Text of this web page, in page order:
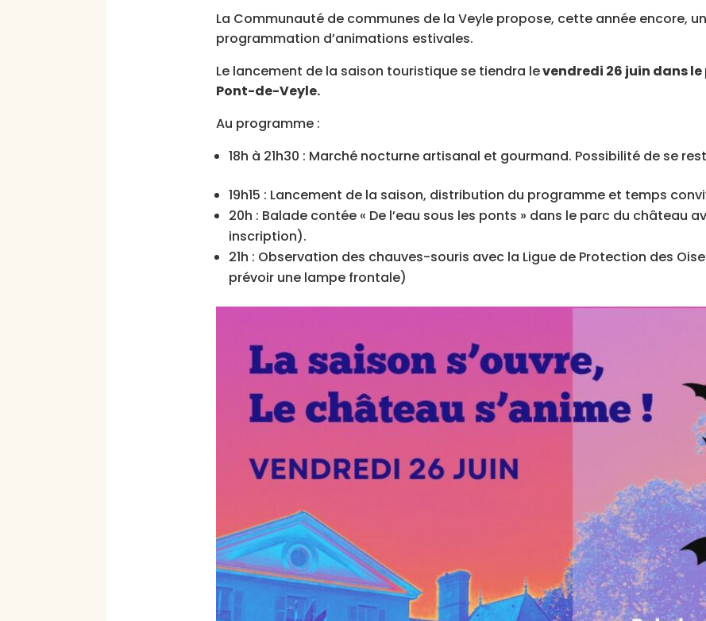
La Communauté de communes de la Veyle propose, cette année encore,
programmation d’animations estivales.
Le lancement de la saison touristique se tiendra levendredi 26 juin dans
Pont-de-Veyle.
Au programme :
18h à 21h30 : Marché nocturne artisanal et gourmand. Possibilité de se
19h15 : Lancement de la saison, distribution du programme et temps
20h : Balade contée « De l’eau sous les ponts » dans le parc du château
inscription).
21h : Observation des chauves-souris avec la Ligue de Protection des
prévoir une lampe frontale)